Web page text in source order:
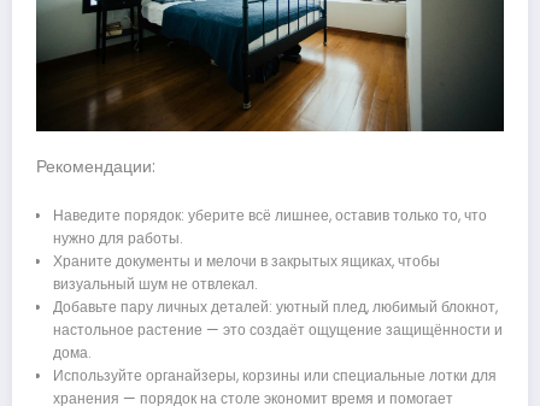
Рекомендации:
Наведите порядок: уберите всё лишнее, оставив только то, что
нужно для работы.
Храните документы и мелочи в закрытых ящиках, чтобы
визуальный шум не отвлекал.
Добавьте пару личных деталей: уютный плед, любимый блокнот,
настольное растение — это создаёт ощущение защищённости и
дома.
Используйте органайзеры, корзины или специальные лотки для
хранения — порядок на столе экономит время и помогает